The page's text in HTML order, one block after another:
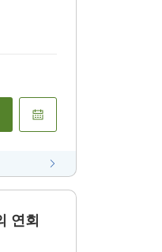
연회